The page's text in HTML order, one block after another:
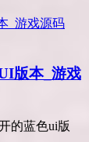
版本_游戏
的蓝色ui版